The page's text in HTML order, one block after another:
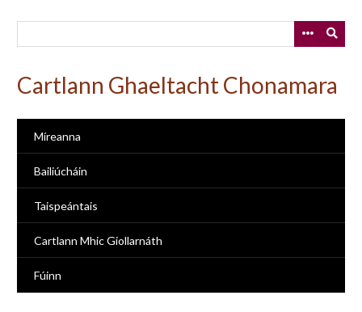
Cartlann Ghaeltacht Chonamara
Míreanna
Bailiúcháin
Taispeántais
Cartlann Mhic Giollarnáth
Fúinn